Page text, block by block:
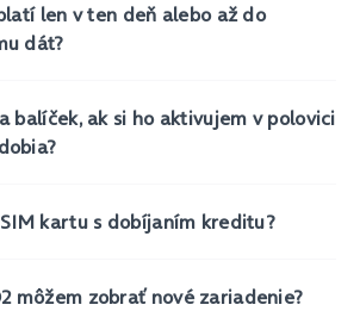
len v ten deň alebo až do
dát?
balíček, ak si ho aktivujem v polovici
kartu s dobíjaním kreditu?
môžem zobrať nové zariadenie?